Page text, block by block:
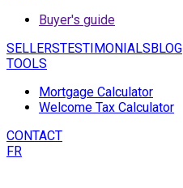
Buyer's guide
SELLERSTESTIMONIALSBLOG
TOOLS
Mortgage Calculator
Welcome Tax Calculator
CONTACT
FR